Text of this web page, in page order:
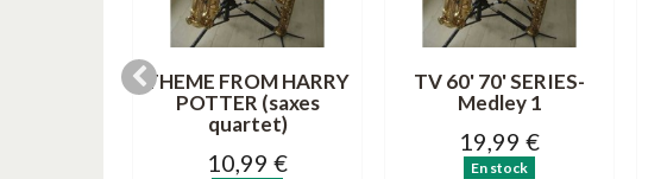
THEME FROM HARRY
POTTER (saxes
quartet)
10,99 €
TV 60' 70' SERIES-
Medley 1
19,99 €
En stock